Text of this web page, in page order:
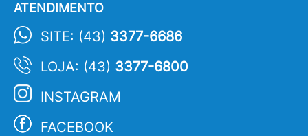
ATENDIMENTO
SITE: (43) 3377-6686
LOJA: (43) 3377-6800
INSTAGRAM
FACEBOOK